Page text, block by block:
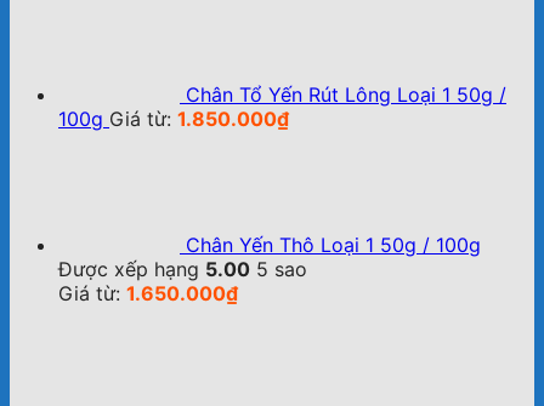
Chân Tổ Yến Rút Lông Loại 1 50g /
100g Giá từ: 1.850.000₫
Chân Yến Thô Loại 1 50g / 100g
Được xếp hạng 5.00 5 sao
Giá từ: 1.650.000₫